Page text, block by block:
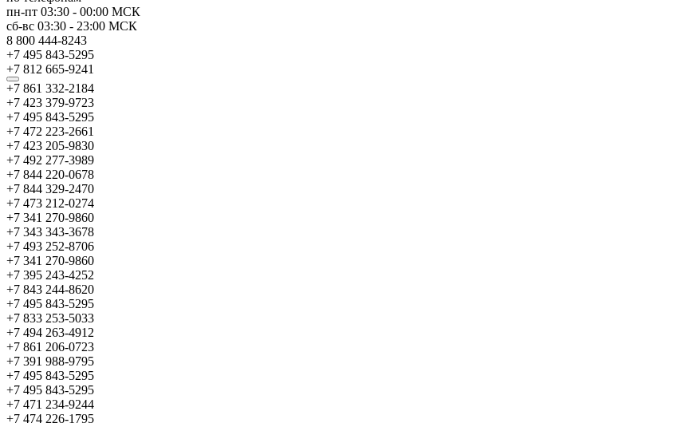
пн-пт 03:30 - 00:00 МСК
сб-вс 03:30 - 23:00 МСК
8 800 444-8243
+7 495 843-5295
+7 812 665-9241
+7 861 332-2184
+7 423 379-9723
+7 495 843-5295
+7 472 223-2661
+7 423 205-9830
+7 492 277-3989
+7 844 220-0678
+7 844 329-2470
+7 473 212-0274
+7 341 270-9860
+7 343 343-3678
+7 493 252-8706
+7 341 270-9860
+7 395 243-4252
+7 843 244-8620
+7 495 843-5295
+7 833 253-5033
+7 494 263-4912
+7 861 206-0723
+7 391 988-9795
+7 495 843-5295
+7 495 843-5295
+7 471 234-9244
+7 474 226-1795